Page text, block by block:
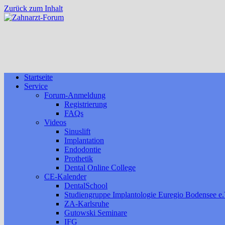
Zurück zum Inhalt
Startseite
Service
Forum-Anmeldung
Registrierung
FAQs
Videos
Sinuslift
Implantation
Endodontie
Prothetik
Dental Online College
CE-Kalender
DentalSchool
Studiengruppe Implantologie Euregio Bodensee
ZA-Karlsruhe
Gutowski Seminare
IFG